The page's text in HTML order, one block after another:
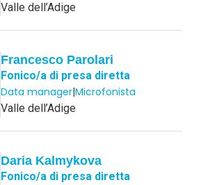
Valle dell’Adige
Francesco Parolari
Fonico/a di presa diretta
Data manager|Microfonista
Valle dell’Adige
Daria Kalmykova
Fonico/a di presa diretta